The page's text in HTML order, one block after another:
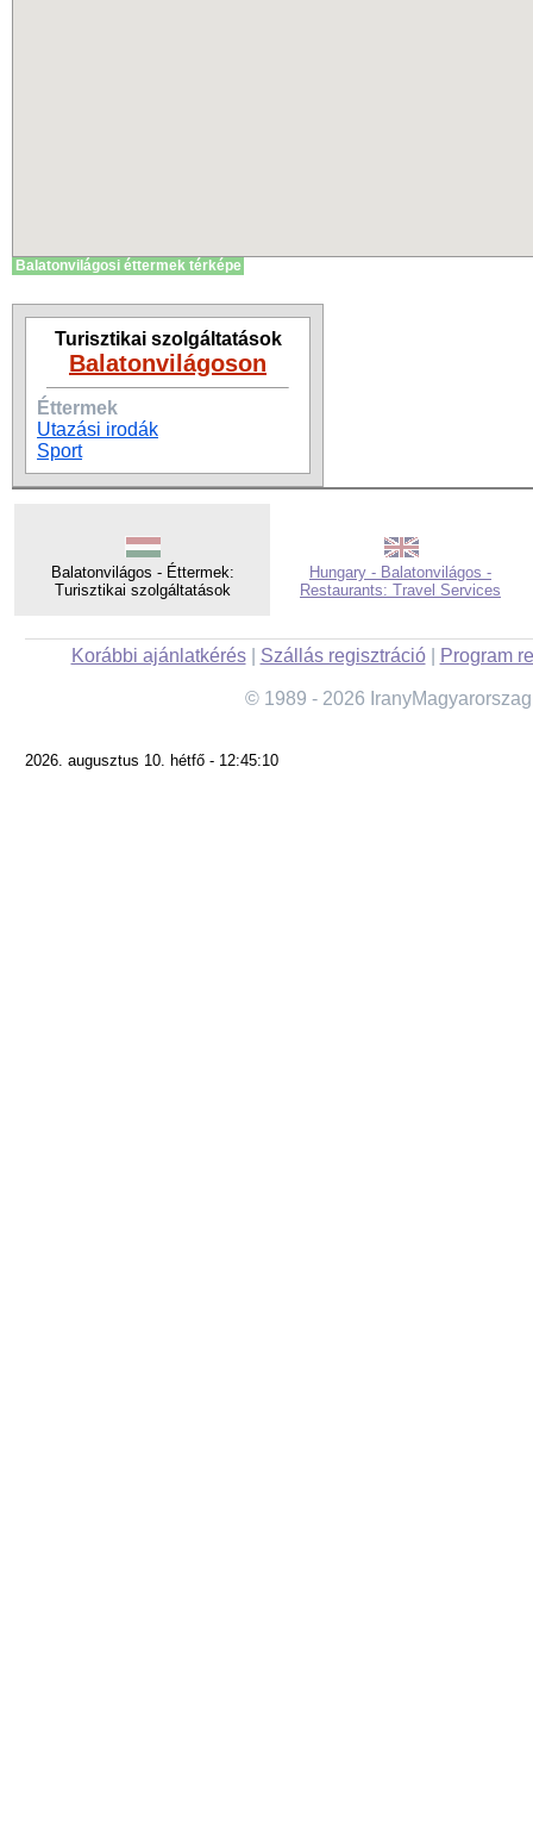
Balatonvilágosi éttermek térképe
Turisztikai szolgáltatások
Balatonvilágoson
Éttermek
Utazási irodák
Sport
Balatonvilágos - Éttermek:
Turisztikai szolgáltatások
Hungary - Balatonvilágos -
Restaurants: Travel Services
Korábbi ajánlatkérés| Szállás regisztráció| Program
© 1989 - 2026
2026. augusztus 10. hétfő - 12:45:10